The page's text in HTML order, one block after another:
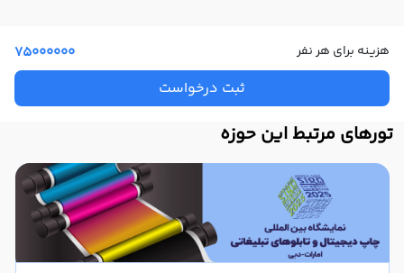
هزینه برای هر نفر 75000000
ثبت درخواست
تورهای مرتبط این حوزه